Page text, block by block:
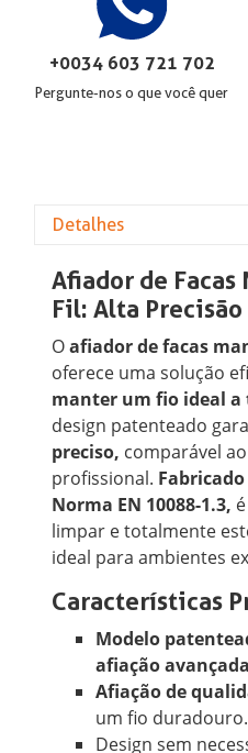
+0034 603 721 702
Pergunte-nos o que você quer
Detalhes
Afiador de Facas
Fil: Alta
Oafiador de facas
oferece uma solução
manter um fio ideal
design patenteado
preciso, comparável
profissional.
Norma EN 10088-1.3,
limpar e totalmente
ideal para ambientes
Características
Modelo
afiação
Afiação de
um fio duradouro.
Design sem